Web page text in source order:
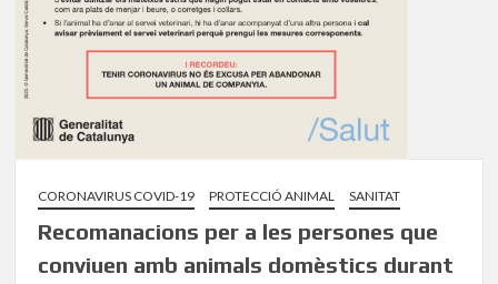
CORONAVIRUS COVID-19 PROTECCIÓ ANIMAL SANITAT
Recomanacions per a les persones que
conviuen amb animals domèstics durant